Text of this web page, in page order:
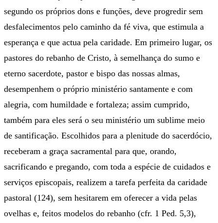
segundo os próprios dons e funções, deve progredir sem
desfalecimentos pelo caminho da fé viva, que estimula a
esperança e que actua pela caridade. Em primeiro lugar, os
pastores do rebanho de Cristo, à semelhança do sumo e
eterno sacerdote, pastor e bispo das nossas almas,
desempenhem o próprio ministério santamente e com
alegria, com humildade e fortaleza; assim cumprido,
também para eles será o seu ministério um sublime meio
de santificação. Escolhidos para a plenitude do sacerdócio,
receberam a graça sacramental para que, orando,
sacrificando e pregando, com toda a espécie de cuidados e
serviços episcopais, realizem a tarefa perfeita da caridade
pastoral (124), sem hesitarem em oferecer a vida pelas
ovelhas e, feitos modelos do rebanho (cfr. 1 Ped. 5,3),